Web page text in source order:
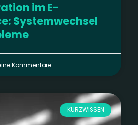
im E-
Systemwechsel
Kommentare
KURZWISSEN